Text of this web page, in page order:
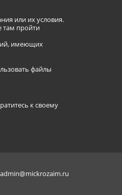
или их условия.
там пройти
имеющих
файлы
к своему
admin@mickrozaim.ru